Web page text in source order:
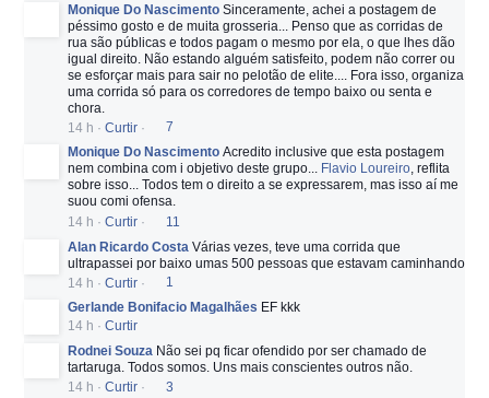
Monique Do Nascimento Sinceramente, achei a postagem de
péssimo gosto e de muita grosseria... Penso que as corridas de
rua são públicas e todos pagam o mesmo por ela, o que lhes dão
igual direito. Não estando alguém satisfeito, podem não correr ou
se esforçar mais para sair no pelotão de elite.... Fora isso, organiza
uma corrida só para os corredores de tempo baixo ou senta e
chora.
14 h · Curtir ·
7
Monique Do Nascimento Acredito inclusive que esta postagem
nem combina com i objetivo deste grupo... Flavio Loureiro, reflita
sobre isso... Todos tem o direito a se expressarem, mas isso aí me
suou comi ofensa.
14 h · Curtir ·
11
Alan Ricardo Costa Várias vezes, teve uma corrida que
ultrapassei por baixo umas 500 pessoas que estavam caminhando
14 h · Curtir ·
1
Gerlande Bonifacio Magalhães EF kkk
14 h · Curtir
Rodnei Souza Não sei pq ficar ofendido por ser chamado de
tartaruga. Todos somos. Uns mais conscientes outros não.
14 h · Curtir ·
3